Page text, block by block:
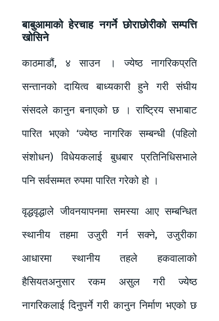
बाबुआमाको हेरचाह नगर्ने छोराछोरीको सम्पत्ति
खोसिने
काठमाडौं, ४ साउन । ज्येष्ठ नागरिकप्रति
सन्तानको दायित्व बाध्यकारी हुने गरी संघीय
संसदले कानुन बनाएको छ । राष्ट्रिय सभाबाट
पारित भएको ‘ज्येष्ठ नागरिक सम्बन्धी (पहिलो
संशोधन) विधेयकलाई बुधबार प्रतिनिधिसभाले
पनि सर्वसम्मत रुपमा पारित गरेको हो ।
वृद्धवृद्धाले जीवनयापनमा समस्या आए सम्बन्धित
स्थानीय तहमा उजुरी गर्न सक्ने, उजुरीका
आधारमा स्थानीय तहले हकवालाको
हैसियतअनुसार रकम असुल गरी ज्येष्ठ
नागरिकलाई दिनुपर्ने गरी कानुन निर्माण भएको छ